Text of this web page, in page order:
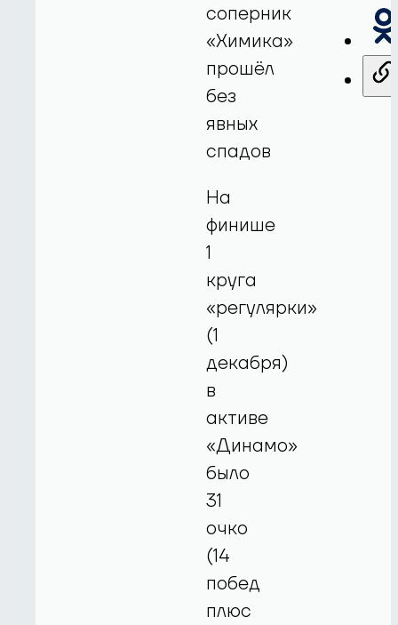
соперник
«Химика»
прошёл
без
явных
спадов
На
финише
1
круга
«регулярки»
(1
декабря)
в
активе
«Динамо»
было
31
очко
(14
побед
плюс